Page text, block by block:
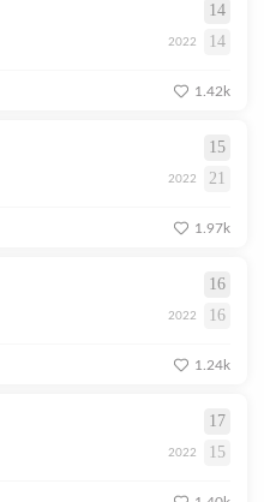
14
2022 14
1.42k
15
2022 21
1.97k
16
2022 16
1.24k
17
2022 15